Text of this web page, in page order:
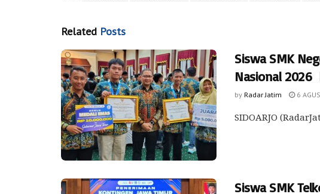
Related Posts
Siswa SMK
Nasional 2026
by Radar Jatim 6
SIDOARJO
Siswa SMK